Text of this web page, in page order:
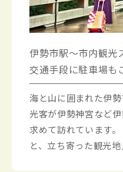
伊勢市駅～市内観光
交通手段に駐車場も
海と山に囲まれた伊
光客が伊勢神宮など
求めて訪れています
と、立ち寄った観光地